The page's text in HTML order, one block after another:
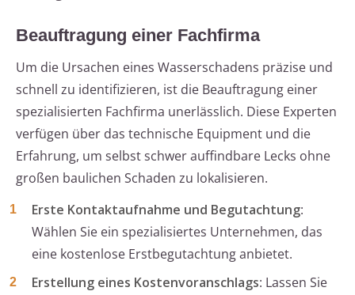
Beauftragung einer Fachfirma
Um die Ursachen eines Wasserschadens präzise und
schnell zu identifizieren, ist die Beauftragung einer
spezialisierten Fachfirma unerlässlich. Diese Experten
verfügen über das technische Equipment und die
Erfahrung, um selbst schwer auffindbare Lecks ohne
großen baulichen Schaden zu lokalisieren.
Erste Kontaktaufnahme und Begutachtung:
Wählen Sie ein spezialisiertes Unternehmen, das
eine kostenlose Erstbegutachtung anbietet.
Erstellung eines Kostenvoranschlags: Lassen Sie